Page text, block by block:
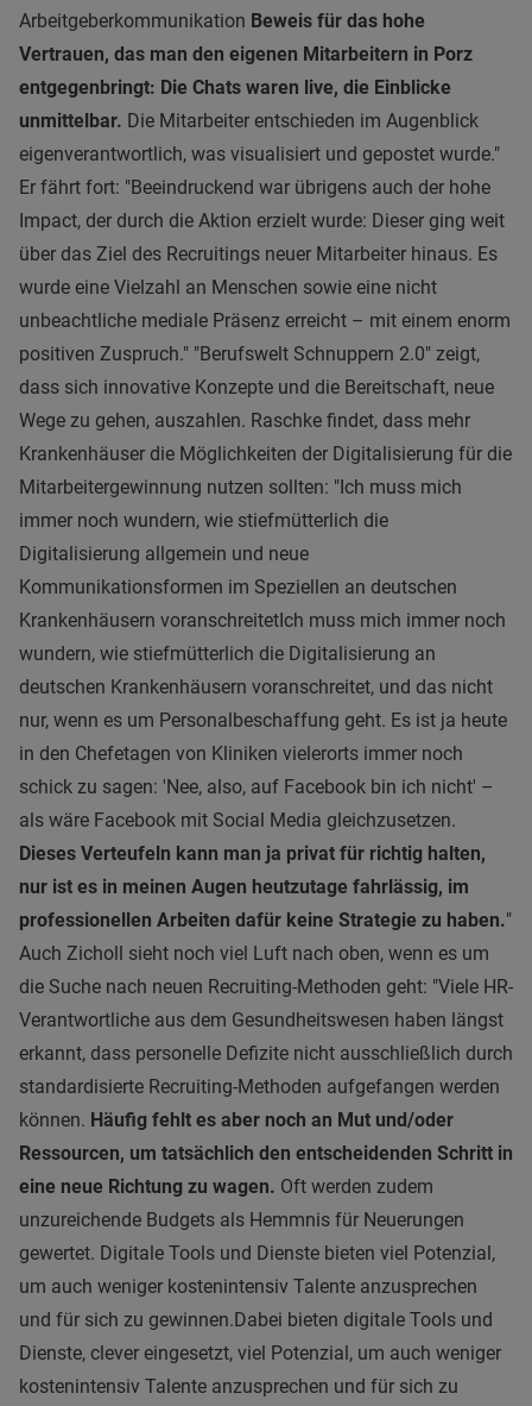
Arbeitgeberkommunikation Beweis für das hohe
Vertrauen, das man den eigenen Mitarbeitern in Porz
entgegenbringt: Die Chats waren live, die Einblicke
unmittelbar. Die Mitarbeiter entschieden im Augenblick
eigenverantwortlich, was visualisiert und gepostet wurde."
Er fährt fort: "Beeindruckend war übrigens auch der hohe
Impact, der durch die Aktion erzielt wurde: Dieser ging weit
über das Ziel des Recruitings neuer Mitarbeiter hinaus. Es
wurde eine Vielzahl an Menschen sowie eine nicht
unbeachtliche mediale Präsenz erreicht – mit einem enorm
positiven Zuspruch." "Berufswelt Schnuppern 2.0" zeigt,
dass sich innovative Konzepte und die Bereitschaft, neue
Wege zu gehen, auszahlen. Raschke findet, dass mehr
Krankenhäuser die Möglichkeiten der Digitalisierung für die
Mitarbeitergewinnung nutzen sollten: "Ich muss mich
immer noch wundern, wie stiefmütterlich die
Digitalisierung allgemein und neue
Kommunikationsformen im Speziellen an deutschen
Krankenhäusern voranschreitet Ich muss mich immer noch
wundern, wie stiefmütterlich die Digitalisierung an
deutschen Krankenhäusern voranschreitet, und das nicht
nur, wenn es um Personalbeschaffung geht. Es ist ja heute
in den Chefetagen von Kliniken vielerorts immer noch
schick zu sagen: 'Nee, also, auf Facebook bin ich nicht' –
als wäre Facebook mit Social Media gleichzusetzen.
Dieses Verteufeln kann man ja privat für richtig halten,
nur ist es in meinen Augen heutzutage fahrlässig, im
professionellen Arbeiten dafür keine Strategie zu haben."
Auch Zicholl sieht noch viel Luft nach oben, wenn es um
die Suche nach neuen Recruiting-Methoden geht: "Viele HR-
Verantwortliche aus dem Gesundheitswesen haben längst
erkannt, dass personelle Defizite nicht ausschließlich durch
standardisierte Recruiting-Methoden aufgefangen werden
können. Häufig fehlt es aber noch an Mut und/oder
Ressourcen, um tatsächlich den entscheidenden Schritt in
eine neue Richtung zu wagen. Oft werden zudem
unzureichende Budgets als Hemmnis für Neuerungen
gewertet. Digitale Tools und Dienste bieten viel Potenzial,
um auch weniger kostenintensiv Talente anzusprechen
und für sich zu gewinnen. Dabei bieten digitale Tools und
Dienste, clever eingesetzt, viel Potenzial, um auch weniger
kostenintensiv Talente anzusprechen und für sich zu